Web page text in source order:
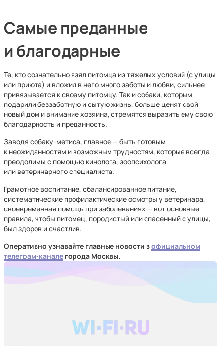
Самые преданные
и благодарные
Те, кто сознательно взял питомца из тяжелых условий (с улицы
или приюта) и вложил в него много заботы и любви, сильнее
привязывается к своему питомцу. Так и собаки, которым
подарили беззаботную и сытую жизнь, больше ценят свой
новый дом и внимание хозяина, стремятся выразить ему свою
благодарность и преданность.
Заводя собаку-метиса, главное — быть готовым
к неожиданностям и возможным трудностям, которые всегда
преодолимы с помощью кинолога, зоопсихолога
или ветеринарного специалиста.
Грамотное воспитание, сбалансированное питание,
систематические профилактические осмотры у ветеринара,
своевременная помощь при заболеваниях — вот основные
правила, чтобы питомец, породистый или спасенный с улицы,
был здоров и счастлив.
Оперативно узнавайте главные новости вофициальном
телеграм-канале города Москвы.